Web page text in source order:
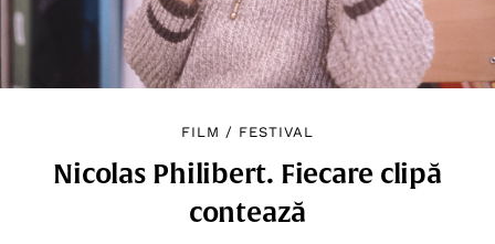
FILM / FESTIVAL
Nicolas Philibert. Fiecare clipă
contează